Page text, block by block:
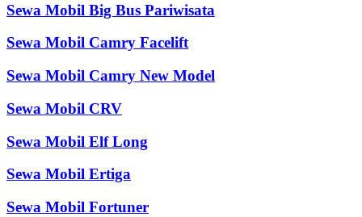
Sewa Mobil Big Bus Pariwisata
Sewa Mobil Camry Facelift
Sewa Mobil Camry New Model
Sewa Mobil CRV
Sewa Mobil Elf Long
Sewa Mobil Ertiga
Sewa Mobil Fortuner